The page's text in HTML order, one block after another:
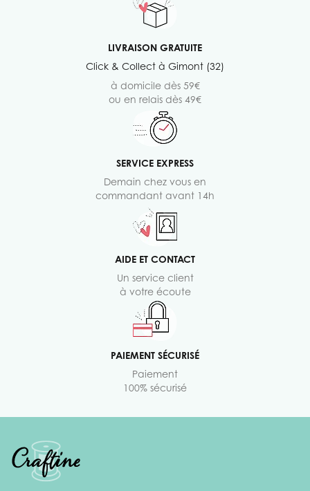
LIVRAISON GRATUITE
Click & Collect à Gimont (32)
à domicile dès 59€
ou en relais dès 49€
SERVICE EXPRESS
Demain chez vous en
commandant avant 14h
AIDE ET CONTACT
Un service client
à votre écoute
PAIEMENT SÉCURISÉ
Paiement
100% sécurisé